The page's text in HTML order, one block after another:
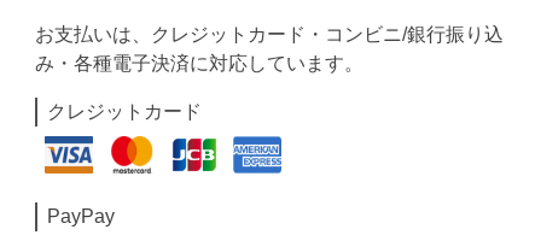
お支払いは、クレジットカード・コンビニ/銀行振り込
み・各種電子決済に対応しています。
クレジットカード
PayPay